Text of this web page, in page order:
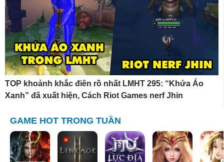
TOP khoảnh khắc điên rồ nhất LMHT 295: “Khứa Áo
Xanh” đã xuất hiện, Cách Riot Games nerf Jhin
GAME HOT TRONG TUẦN